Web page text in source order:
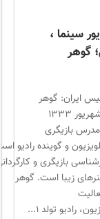
۱ شهریور سینما ،
گوهر
ایران: گوهر
خیراندیش (زادهٔ ۱ شهریور ۱۳۳۳
مدرس بازیگری
و گوینده رادیو است.
بازیگری و کارگردانی
زیبا است. گوهر
رادیو تولد ۱...